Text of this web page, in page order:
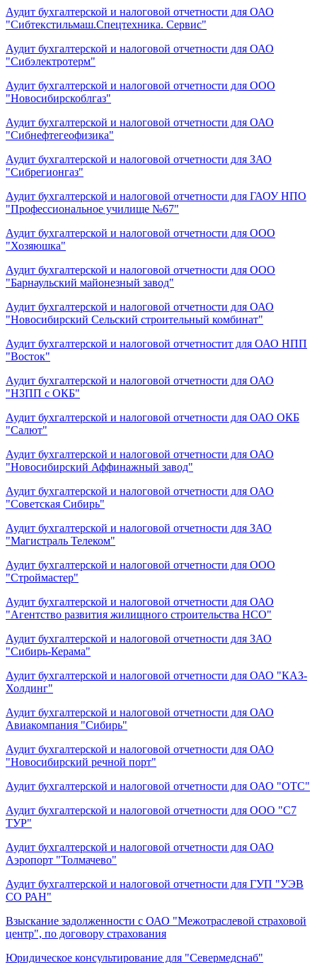
Аудит бухгалтерской и налоговой отчетности для ОАО
"Сибтекстильмаш.Спецтехника. Сервис"
Аудит бухгалтерской и налоговой отчетности для ОАО
"Сибэлектротерм"
Аудит бухгалтерской и налоговой отчетности для ООО
"Новосибирскоблгаз"
Аудит бухгалтерской и налоговой отчетности для ОАО
"Сибнефтегеофизика"
Аудит бухгалтерской и налоговой отчетности для ЗАО
"Сибрегионгаз"
Аудит бухгалтерской и налоговой отчетности для ГАОУ НПО
"Профессиональное училище №67"
Аудит бухгалтерской и налоговой отчетности для ООО
"Хозяюшка"
Аудит бухгалтерской и налоговой отчетности для ООО
"Барнаульский майонезный завод"
Аудит бухгалтерской и налоговой отчетности для ОАО
"Новосибирский Сельский строительный комбинат"
Аудит бухгалтерской и налоговой отчетностит для ОАО НПП
"Восток"
Аудит бухгалтерской и налоговой отчетности для ОАО
"НЗПП с ОКБ"
Аудит бухгалтерской и налоговой отчетности для ОАО ОКБ
"Салют"
Аудит бухгалтерской и налоговой отчетности для ОАО
"Новосибирский Аффинажный завод"
Аудит бухгалтерской и налоговой отчетности для ОАО
"Советская Сибирь"
Аудит бухгалтерской и налоговой отчетности для ЗАО
"Магистраль Телеком"
Аудит бухгалтерской и налоговой отчетности для ООО
"Строймастер"
Аудит бухгалтерской и налоговой отчетности для ОАО
"Агентство развития жилищного строительства НСО"
Аудит бухгалтерской и налоговой отчетности для ЗАО
"Сибирь-Керама"
Аудит бухгалтерской и налоговой отчетности для ОАО "КАЗ-
Холдинг"
Аудит бухгалтерской и налоговой отчетности для ОАО
Авиакомпания "Сибирь"
Аудит бухгалтерской и налоговой отчетности для ОАО
"Новосибирский речной порт"
Аудит бухгалтерской и налоговой отчетности для ОАО "ОТС"
Аудит бухгалтерской и налоговой отчетности для ООО "С7
ТУР"
Аудит бухгалтерской и налоговой отчетности для ОАО
Аэропорт "Толмачево"
Аудит бухгалтерской и налоговой отчетности для ГУП "УЭВ
СО РАН"
Взыскание задолженности с ОАО "Межотраслевой страховой
центр", по договору страхования
Юридическое консультирование для "Севермедснаб"